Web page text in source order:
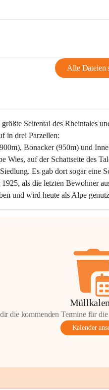
Alle Dateien
größte Seitental des Rheintales
in drei Parzellen:
Bonacker (950m) und
Wies, auf der Schattseite des
Es gab dort sogar eine
als die letzten Bewohner
und wird heute als Alpe
die kommenden Termine für
Kalender